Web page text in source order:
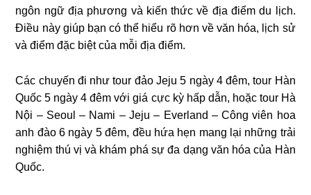
ngôn ngữ địa phương và kiến thức về địa điểm du lịch.
Điều này giúp bạn có thể hiểu rõ hơn về văn hóa, lịch sử
và điểm đặc biệt của mỗi địa điểm.
Các chuyến đi như tour đảo Jeju 5 ngày 4 đêm, tour Hàn
Quốc 5 ngày 4 đêm với giá cực kỳ hấp dẫn, hoặc tour Hà
Nội – Seoul – Nami – Jeju – Everland – Công viên hoa
anh đào 6 ngày 5 đêm, đều hứa hẹn mang lại những trải
nghiệm thú vị và khám phá sự đa dạng văn hóa của Hàn
Quốc.